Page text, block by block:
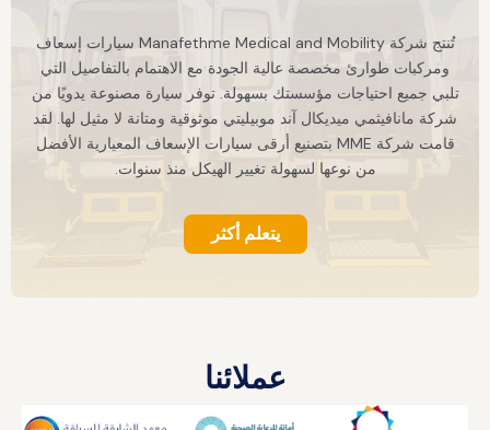
تُنتج شركة Manafethme Medical and Mobility سيارات إسعاف
ومركبات طوارئ مخصصة عالية الجودة مع الاهتمام بالتفاصيل التي
تلبي جميع احتياجات مؤسستك بسهولة. توفر سيارة مصنوعة يدويًا من
شركة مانافيثمي ميديكال آند موبيليتي موثوقية ومتانة لا مثيل لها. لقد
قامت شركة MME بتصنيع أرقى سيارات الإسعاف المعيارية الأفضل
من نوعها لسهولة تغيير الهيكل منذ سنوات.
يتعلم أكثر
عملائنا